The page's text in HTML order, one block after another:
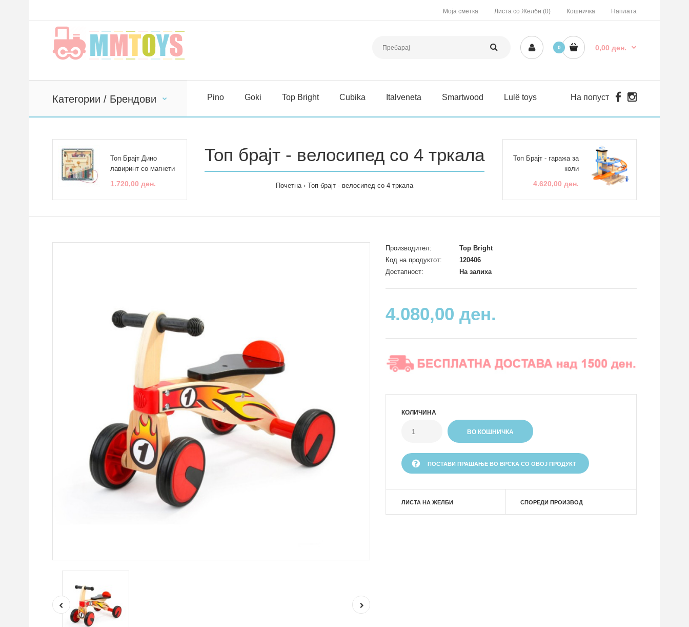
Моја сметка Листа со Желби (0) Кошничка Наплата
0 0,00 ден.
Категории / Брендови Pino Goki Top Bright Cubika Italveneta Smartwood Lulë toys На попуст
Топ Брајт Дино
лавиринт со магнети
1.720,00 ден.
Топ брајт - велосипед со 4 тркала
Почетна Топ брајт - велосипед со 4 тркала
Топ Брајт - гаража за
коли
4.620,00 ден.
Производител:
Top Bright
Код на продуктот:
120406
Достапност:
На залиха
4.080,00 ден.
КОЛИЧИНА
ПОСТАВИ ПРАШАЊЕ ВО ВРСКА СО ОВОЈ ПРОДУКТ
ЛИСТА НА ЖЕЛБИ СПОРЕДИ ПРОИЗВОД